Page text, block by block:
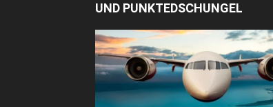
UND PUNKTEDSCHUNGEL